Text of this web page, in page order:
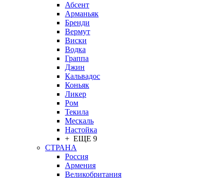
Абсент
Арманьяк
Бренди
Вермут
Виски
Водка
Граппа
Джин
Кальвадос
Коньяк
Ликер
Ром
Текила
Мескаль
Настойка
+ ЕЩЕ 9
СТРАНА
Россия
Армения
Великобритания